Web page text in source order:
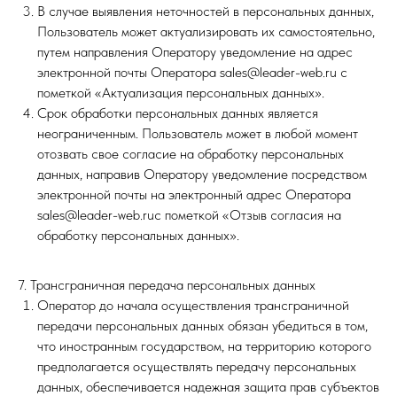
В случае выявления неточностей в персональных данных,
Пользователь может актуализировать их самостоятельно,
путем направления Оператору уведомление на адрес
электронной почты Оператора sales@leader-web.ru с
пометкой «Актуализация персональных данных».
Срок обработки персональных данных является
неограниченным. Пользователь может в любой момент
отозвать свое согласие на обработку персональных
данных, направив Оператору уведомление посредством
электронной почты на электронный адрес Оператора
sales@leader-web.ruс пометкой «Отзыв согласия на
обработку персональных данных».
7. Трансграничная передача персональных данных
Оператор до начала осуществления трансграничной
передачи персональных данных обязан убедиться в том,
что иностранным государством, на территорию которого
предполагается осуществлять передачу персональных
данных, обеспечивается надежная защита прав субъектов